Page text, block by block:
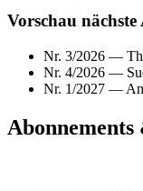
Vorschau nächste
Nr. 3/2026 —
Nr. 4/2026 —
Nr. 1/2027 —
Abonnements